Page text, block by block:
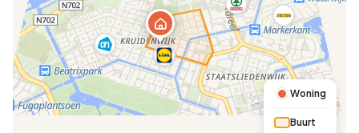
Woning
Buurt